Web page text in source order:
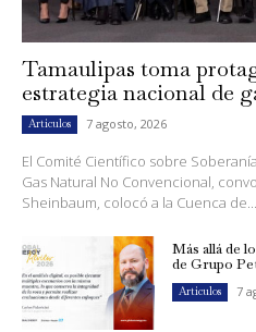
Tamaulipas toma
estrategia nacional de
Artículos 7 agosto, 2026
El Comité Científico sobre
Gas Natural No Convencional,
Sheinbaum, colocó a la Cuenca de...
Más allá de
de Grupo
Artículos 7